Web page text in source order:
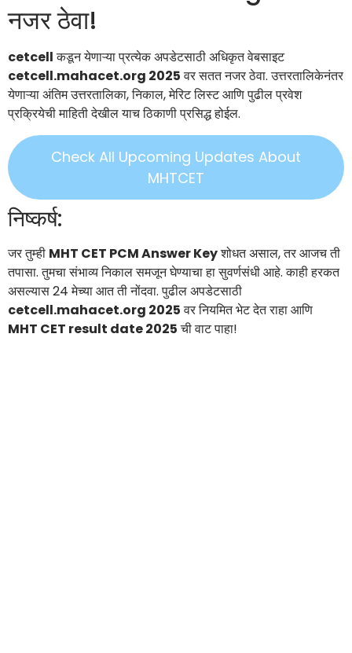
नजर ठेवा!
cetcellकडून येणाऱ्या प्रत्येक अपडेटसाठी अधिकृत वेबसाइट
cetcell.mahacet.org 2025वर सतत नजर ठेवा. उत्तरतालिकेनंतर
येणाऱ्या अंतिम उत्तरतालिका, निकाल, मेरिट लिस्ट आणि पुढील प्रवेश
प्रक्रियेची माहिती देखील याच ठिकाणी प्रसिद्ध होईल.
Check All Upcoming Updates About
MHTCET
निष्कर्ष:
जर तुम्ही MHT CET PCM Answer Keyशोधत असाल, तर आजच ती
तपासा. तुमचा संभाव्य निकाल समजून घेण्याचा हा सुवर्णसंधी आहे. काही हरकत
असल्यास 24 मेच्या आत ती नोंदवा. पुढील अपडेटसाठी
cetcell.mahacet.org 2025वर नियमित भेट देत राहा आणि
MHT CET result date 2025ची वाट पाहा!